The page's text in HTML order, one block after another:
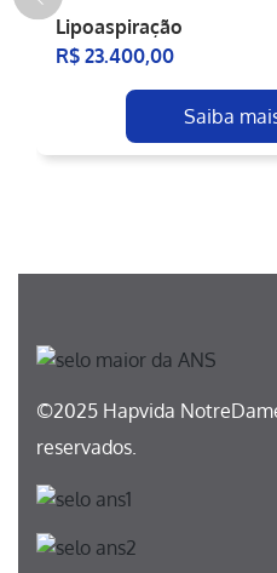
Lipoaspiração
R$ 23.400,00
Saiba
©2025 Hapvida
reservados.